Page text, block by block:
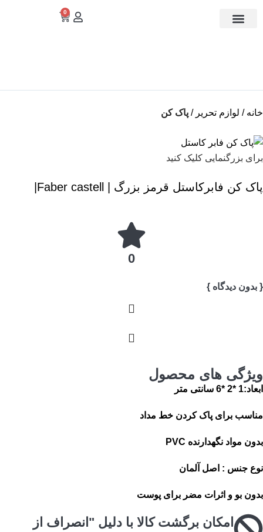
0
خانه لوازم تحریر پاک کن
برای بزرگنمایی کلیک کنید
پاک کن فابرکاستل قرمز بزرگ | Faber castell|
0
{ بدون دیدگاه }
ویژگی های محصول
ابعاد:1 *2 *6 سانتی متر
مناسب برای پاک کردن خط مداد
بدون مواد نگهدارنده PVC
نوع جنس : اصل آلمان
بدون بو و اثرات مضر برای پوست
امکان برگشت کالا با دلیل "انصراف از